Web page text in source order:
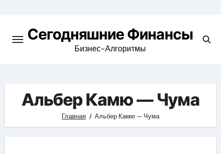
содержимомуСегодняшние Финансы
Бизнес-Алгоритмы
Альбер Камю — Чума
Главная Альбер Камю — Чума